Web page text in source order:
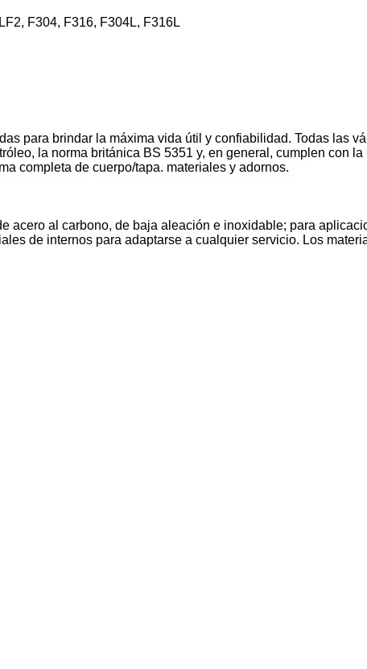
F304, F316, F304L, F316L
para brindar la máxima vida útil y confiabilidad. Todas las
la norma británica BS 5351 y, en general, cumplen con
completa de cuerpo/tapa. materiales y adornos.
acero al carbono, de baja aleación e inoxidable; para
de internos para adaptarse a cualquier servicio. Los